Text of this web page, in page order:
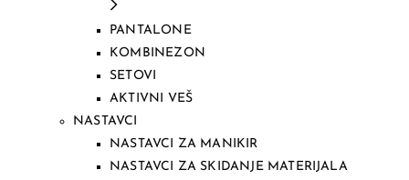
PANTALONE
KOMBINEZON
SETOVI
AKTIVNI VEŠ
NASTAVCI
NASTAVCI ZA MANIKIR
NASTAVCI ZA SKIDANJE MATERIJALA